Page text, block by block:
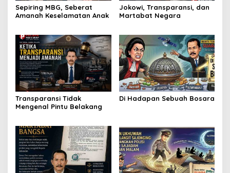
Sepiring MBG, Seberat
Amanah Keselamatan Anak
Jokowi, Transparansi, dan
Martabat Negara
Transparansi Tidak
Mengenal Pintu Belakang
Di Hadapan Sebuah Bosara